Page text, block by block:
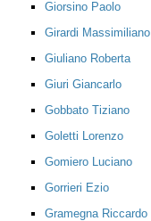
Giorsino Paolo
Girardi Massimiliano
Giuliano Roberta
Giuri Giancarlo
Gobbato Tiziano
Goletti Lorenzo
Gomiero Luciano
Gorrieri Ezio
Gramegna Riccardo